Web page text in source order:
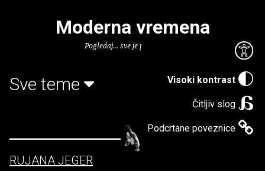
Visoki kontrast
Čitljiv slog
Podcrtane poveznice
Moderna vremena
Pogledaj... sve je puno knjiga.
Sve teme
RUJANA JEGER